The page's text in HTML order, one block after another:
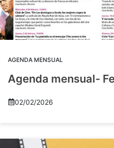
AGENDA MENSUAL
Agenda mensual-
02/02/2026